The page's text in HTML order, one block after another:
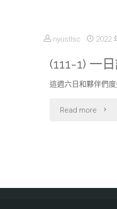
第
五
袖
nyustlsc 2022
(111-1) 一
這週六日和夥伴們
Read more